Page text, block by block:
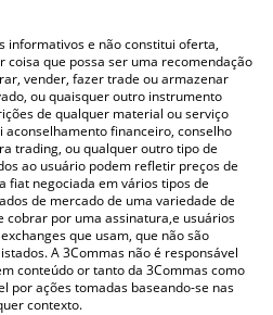
tabela de preços de Nervos
o último preço de Nervos Network
informativos e não constitui oferta,
coisa que possa ser uma recomendação
vender, fazer trade ou armazenar
ou quaisquer outro instrumento
de qualquer material ou serviço
aconselhamento financeiro, conselho
trading, ou qualquer outro tipo de
ao usuário podem refletir preços de
fiat negociada em vários tipos de
de mercado de uma variedade de
cobrar por uma assinatura,e usuários
que usam, que não são
A 3Commas não é responsável
conteúdo or tanto da 3Commas como
por ações tomadas baseando-se nas
contexto.